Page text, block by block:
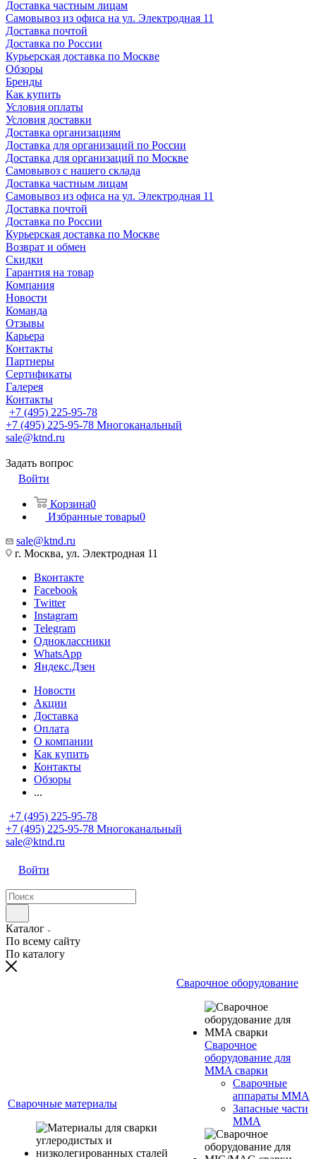
Доставка частным лицам
Самовывоз из офиса на ул. Электродная 11
Доставка почтой
Доставка по России
Курьерская доставка по Москве
Обзоры
Бренды
Как купить
Условия оплаты
Условия доставки
Доставка организациям
Доставка для организаций по России
Доставка для организаций по Москве
Самовывоз с нашего склада
Доставка частным лицам
Самовывоз из офиса на ул. Электродная 11
Доставка почтой
Доставка по России
Курьерская доставка по Москве
Возврат и обмен
Скидки
Гарантия на товар
Компания
Новости
Команда
Отзывы
Карьера
Контакты
Партнеры
Сертификаты
Галерея
Контакты
+7 (495) 225-95-78
+7 (495) 225-95-78 Многоканальный
sale@ktnd.ru
Задать вопрос
Войти
Корзина0
Избранные товары0
sale@ktnd.ru
г. Москва, ул. Электродная 11
Вконтакте
Facebook
Twitter
Instagram
Telegram
Одноклассники
WhatsApp
Яндекс.Дзен
Новости
Акции
Доставка
Оплата
О компании
Как купить
Контакты
Обзоры
...
+7 (495) 225-95-78
+7 (495) 225-95-78 Многоканальный
sale@ktnd.ru
Войти
Каталог
По всему сайту
По каталогу
Сварочные материалы
Сварочное оборудование
Сварочное
оборудование для
MMA сварки
Сварочные
аппараты MMA
Запасные части
MMA